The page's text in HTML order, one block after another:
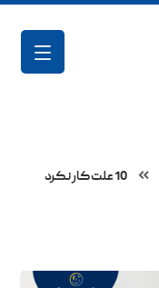
10 علت کار نکرد